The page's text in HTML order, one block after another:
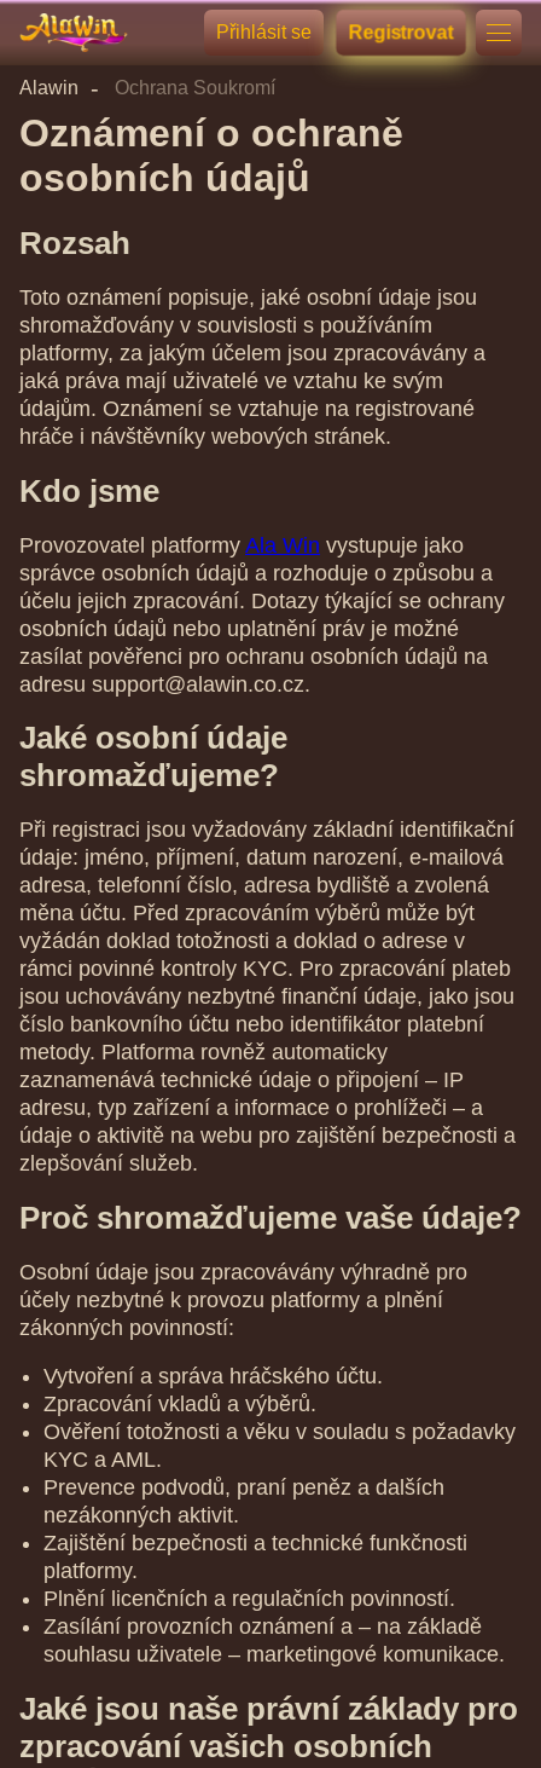
Přihlásit se Registrovat
Alawin Ochrana Soukromí
Oznámení o ochraně
osobních údajů
Rozsah
Toto oznámení popisuje, jaké osobní údaje jsou
shromažďovány v souvislosti s používáním
platformy, za jakým účelem jsou zpracovávány a
jaká práva mají uživatelé ve vztahu ke svým
údajům. Oznámení se vztahuje na registrované
hráče i návštěvníky webových stránek.
Kdo jsme
Provozovatel platformy Ala Win vystupuje jako
správce osobních údajů a rozhoduje o způsobu a
účelu jejich zpracování. Dotazy týkající se ochrany
osobních údajů nebo uplatnění práv je možné
zasílat pověřenci pro ochranu osobních údajů na
adresu support@alawin.co.cz.
Jaké osobní údaje
shromažďujeme?
Při registraci jsou vyžadovány základní identifikační
údaje: jméno, příjmení, datum narození, e-mailová
adresa, telefonní číslo, adresa bydliště a zvolená
měna účtu. Před zpracováním výběrů může být
vyžádán doklad totožnosti a doklad o adrese v
rámci povinné kontroly KYC. Pro zpracování plateb
jsou uchovávány nezbytné finanční údaje, jako jsou
číslo bankovního účtu nebo identifikátor platební
metody. Platforma rovněž automaticky
zaznamenává technické údaje o připojení – IP
adresu, typ zařízení a informace o prohlížeči – a
údaje o aktivitě na webu pro zajištění bezpečnosti a
zlepšování služeb.
Proč shromažďujeme vaše údaje?
Osobní údaje jsou zpracovávány výhradně pro
účely nezbytné k provozu platformy a plnění
zákonných povinností:
Vytvoření a správa hráčského účtu.
Zpracování vkladů a výběrů.
Ověření totožnosti a věku v souladu s požadavky
KYC a AML.
Prevence podvodů, praní peněz a dalších
nezákonných aktivit.
Zajištění bezpečnosti a technické funkčnosti
platformy.
Plnění licenčních a regulačních povinností.
Zasílání provozních oznámení a – na základě
souhlasu uživatele – marketingové komunikace.
Jaké jsou naše právní základy pro
zpracování vašich osobních